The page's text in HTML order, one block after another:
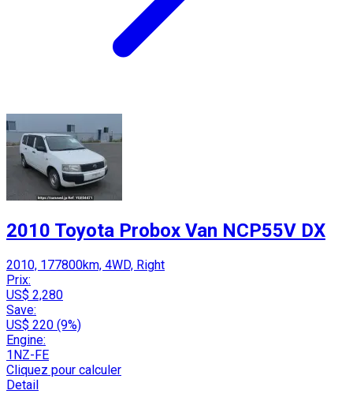
2010 Toyota Probox Van NCP55V DX
2010, 177800km, 4WD, Right
Prix:
US$ 2,280
Save:
US$ 220 (9%)
Engine:
1NZ-FE
Cliquez pour calculer
Detail